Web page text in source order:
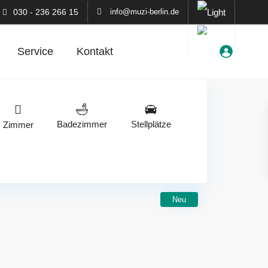
030 - 236 266 15 info@muzi-berlin.de
Service Kontakt
Zimmer Badezimmer Stellplätze
Neu